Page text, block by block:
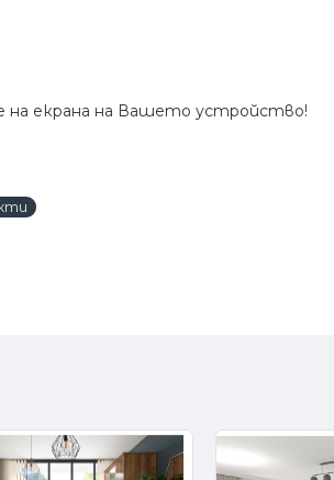
на екрана на Вашето устройство!